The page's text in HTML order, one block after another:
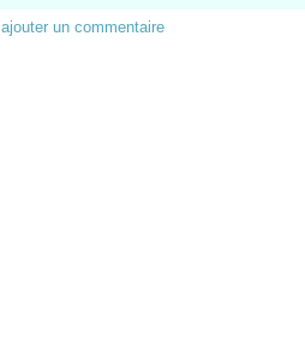
ajouter un commentaire